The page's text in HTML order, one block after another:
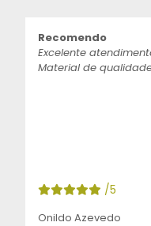
Recomendo
Excelente
Material de
/5
Onildo Azevedo